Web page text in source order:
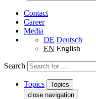
Contact
Career
Media
DE Deutsch
EN English
Search
Topics
Topics
close navigation